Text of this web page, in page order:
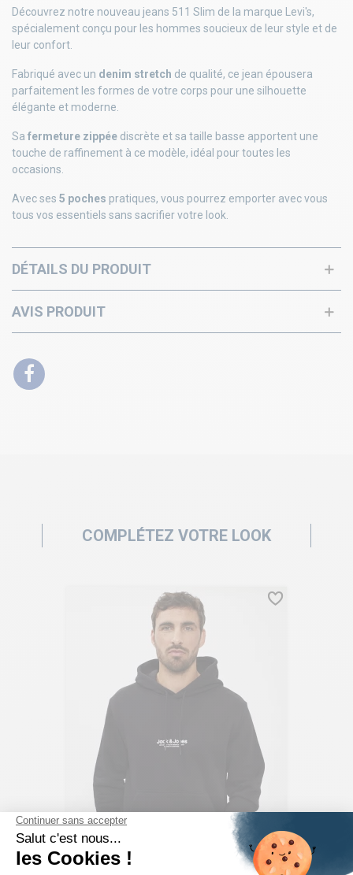
Découvrez notre nouveau jeans 511 Slim de la marque Levi's,
spécialement conçu pour les hommes soucieux de leur style et de
leur confort.
Fabriqué avec un denim stretch de qualité, ce jean épousera
parfaitement les formes de votre corps pour une silhouette
élégante et moderne.
Sa fermeture zippée discrète et sa taille basse apportent une
touche de raffinement à ce modèle, idéal pour toutes les
occasions.
Avec ses 5 poches pratiques, vous pourrez emporter avec vous
tous vos essentiels sans sacrifier votre look.
DÉTAILS DU PRODUIT
AVIS PRODUIT
COMPLÉTEZ VOTRE LOOK